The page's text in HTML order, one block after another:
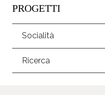
PROGETTI
Socialità
Ricerca